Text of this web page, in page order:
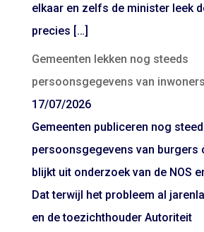
elkaar en zelfs de minister leek
precies […]
Gemeenten lekken nog steeds
persoonsgegevens van
17/07/2026
Gemeenten publiceren nog
persoonsgegevens van burgers
blijkt uit onderzoek van de NOS
Dat terwijl het probleem al
en de toezichthouder Autoriteit